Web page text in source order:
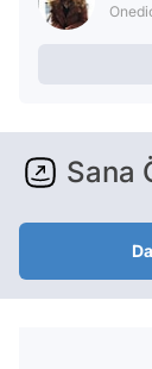
Sana